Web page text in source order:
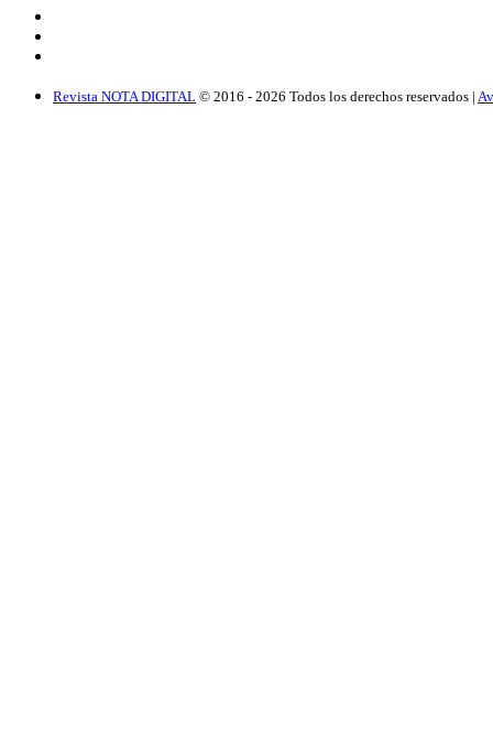
Revista NOTA DIGITAL © 2016 - 2026 Todos los derechos reservados |